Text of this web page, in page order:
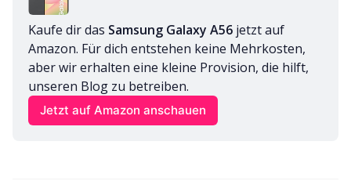
Kaufe dir das Samsung Galaxy A56 jetzt auf
Amazon. Für dich entstehen keine Mehrkosten,
aber wir erhalten eine kleine Provision, die hilft,
unseren Blog zu betreiben.
Jetzt auf Amazon anschauen